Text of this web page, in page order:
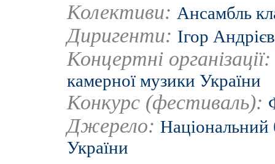
Колективи: Ансамбль
Диригенти: Ігор
Концертні
камерної музики України
Конкурс (фестиваль):
Джерело: Національний
України